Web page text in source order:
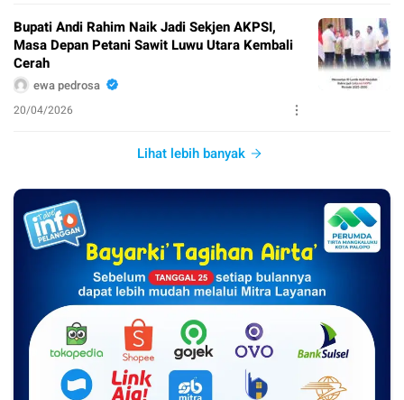
Bupati Andi Rahim Naik Jadi Sekjen AKPSI,
Masa Depan Petani Sawit Luwu Utara Kembali
Cerah
ewa pedrosa
20/04/2026
Lihat lebih banyak